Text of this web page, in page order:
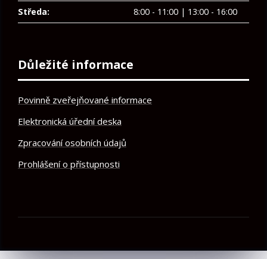
Středa:
8:00 - 11:00 | 13:00 - 16:00
Důležité informace
Povinně zveřejňované informace
Elektronická úřední deska
Zpracování osobních údajů
Prohlášení o přístupnosti